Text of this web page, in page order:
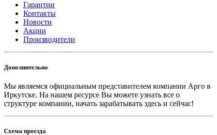
Гарантии
Контакты
Новости
Акции
Производители
Дополнительно
Мы являемся официальным представителем компании Арго в
Иркутске. На нашем ресурсе Вы можете узнать все о
структуре компании, начать зарабатывать здесь и сейчас!
Схема проезда